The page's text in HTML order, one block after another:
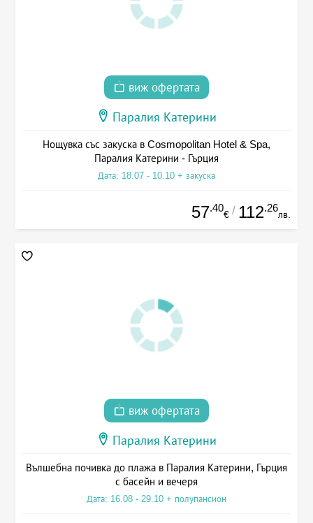
виж офертата
Паралия Катерини
Нощувка със закуска в Cosmopolitan Hotel & Spa,
Паралия Катерини - Гърция
Дата: 18.07 - 10.10 + закуска
57.40
€ / 112.26
лв.
виж офертата
Паралия Катерини
Вълшебна почивка до плажа в Паралия Катерини, Гърция
с басейн и вечеря
Дата: 16.08 - 29.10 + полупансион